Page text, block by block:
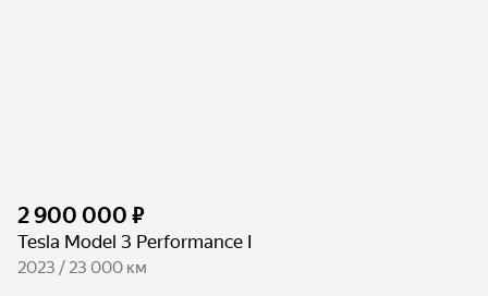
2 900 000 ₽
Tesla Model 3 Performance I
2023 / 23 000 км